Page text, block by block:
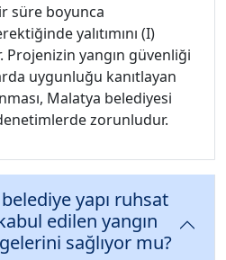
süre boyunca
yalıtımını (I)
Projenizin yangın güvenliği
uygunluğu kanıtlayan
Malatya belediyesi
zorunludur.
yapı ruhsat
edilen yangın
sağlıyor mu?